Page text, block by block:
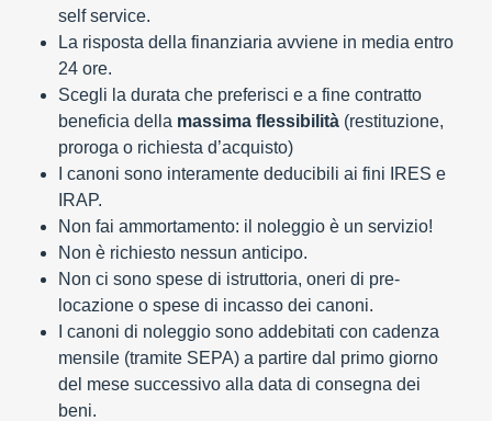
self service.
La risposta della finanziaria avviene in media entro
24 ore.
Scegli la durata che preferisci e a fine contratto
beneficia della massima flessibilità (restituzione,
proroga o richiesta d’acquisto)
I canoni sono interamente deducibili ai fini IRES e
IRAP.
Non fai ammortamento: il noleggio è un servizio!
Non è richiesto nessun anticipo.
Non ci sono spese di istruttoria, oneri di pre-
locazione o spese di incasso dei canoni.
I canoni di noleggio sono addebitati con cadenza
mensile (tramite SEPA) a partire dal primo giorno
del mese successivo alla data di consegna dei
beni.